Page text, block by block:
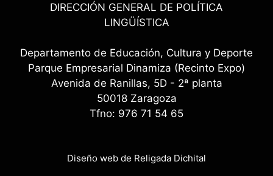
DIRECCIÓN GENERAL DE POLÍTICA
LINGÜÍSTICA
Departamento de Educación, Cultura y Deporte
Parque Empresarial Dinamiza (Recinto Expo)
Avenida de Ranillas, 5D - 2ª planta
50018 Zaragoza
Tfno: 976 71 54 65
Diseño web de Religada Dichital